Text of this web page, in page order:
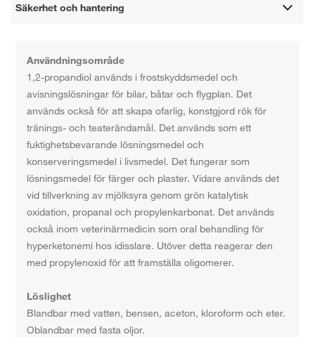
Säkerhet och hantering
Användningsområde
1,2-propandiol används i frostskyddsmedel och
avisningslösningar för bilar, båtar och flygplan. Det
används också för att skapa ofarlig, konstgjord rök för
tränings- och teaterändamål. Det används som ett
fuktighetsbevarande lösningsmedel och
konserveringsmedel i livsmedel. Det fungerar som
lösningsmedel för färger och plaster. Vidare används det
vid tillverkning av mjölksyra genom grön katalytisk
oxidation, propanal och propylenkarbonat. Det används
också inom veterinärmedicin som oral behandling för
hyperketonemi hos idisslare. Utöver detta reagerar den
med propylenoxid för att framställa oligomerer.
Löslighet
Blandbar med vatten, bensen, aceton, kloroform och eter.
Oblandbar med fasta oljor.